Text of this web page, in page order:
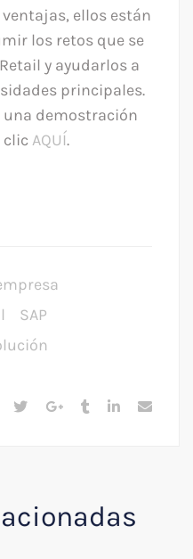
ellos están
los retos que se
y ayudarlos a
principales.
demostración
clicAQUÍ.
SAP